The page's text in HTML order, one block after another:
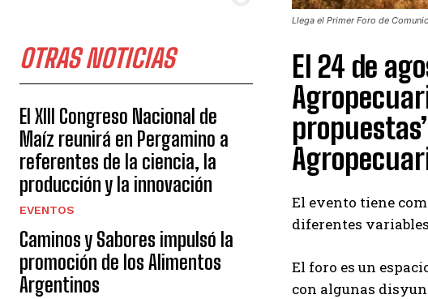
OTRAS NOTICIAS
El XIII Congreso Nacional de
Maíz reunirá en Pergamino a
referentes de la ciencia, la
producción y la innovación
EVENTOS
Caminos y Sabores impulsó la
promoción de los Alimentos
Argentinos
Llega el Primer Foro de
El 24 de
El evento tiene
diferentes
El foro es un
con algunas